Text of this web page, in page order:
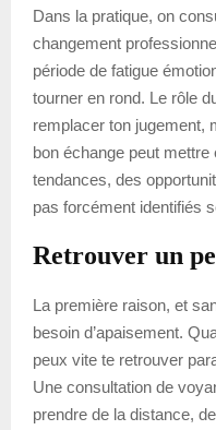
Dans la pratique, on
changement
période de fatigue
tourner en rond. Le rôle
remplacer ton jugement,
bon échange peut
tendances, des
pas forcément identifiés
Retrouver un
La première raison, et
besoin d’apaisement.
peux vite te retrouver
Une consultation de
prendre de la distance,